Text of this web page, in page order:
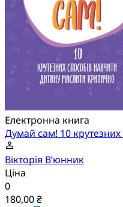
Електронна книга
Думай сам! 10
Вікторія В’юнник
Ціна
0
180,00 ₴